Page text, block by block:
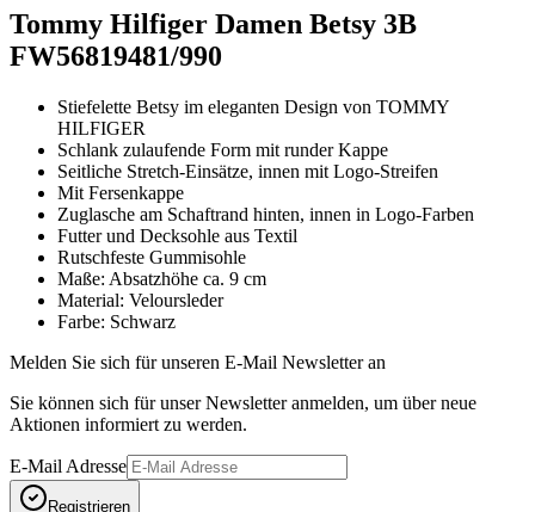
Tommy Hilfiger Damen Betsy 3B
FW56819481/990
Stiefelette Betsy im eleganten Design von TOMMY
HILFIGER
Schlank zulaufende Form mit runder Kappe
Seitliche Stretch-Einsätze, innen mit Logo-Streifen
Mit Fersenkappe
Zuglasche am Schaftrand hinten, innen in Logo-Farben
Futter und Decksohle aus Textil
Rutschfeste Gummisohle
Maße: Absatzhöhe ca. 9 cm
Material: Veloursleder
Farbe: Schwarz
Melden Sie sich für unseren E-Mail Newsletter an
Sie können sich für unser Newsletter anmelden, um über neue
Aktionen informiert zu werden.
E-Mail Adresse
Registrieren